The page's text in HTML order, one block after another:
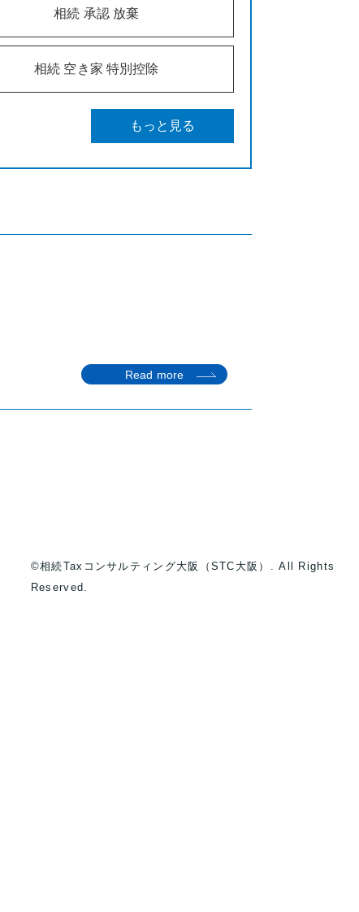
相続 承認 放棄
相続 空き家 特別控除
もっと見る
Read more
©相続Taxコンサルティング大阪（STC大阪）. All Rights
Reserved.